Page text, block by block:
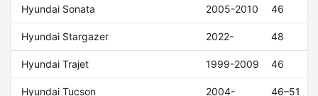
Hyundai Sonata 2005-2010 46
Hyundai Stargazer 2022- 48
Hyundai Trajet 1999-2009 46
Hyundai Tucson 2004- 46–51